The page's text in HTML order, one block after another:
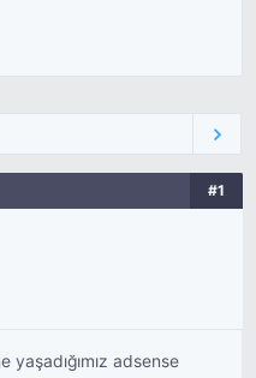
#1
adsense